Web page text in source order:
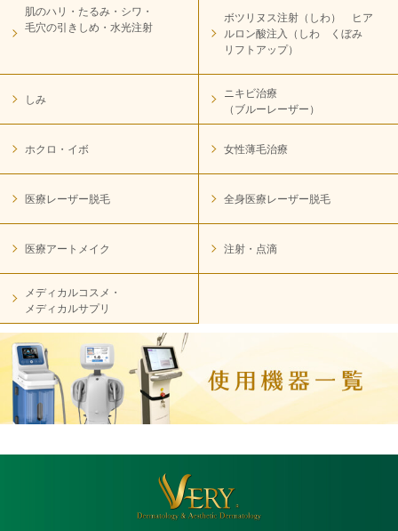
肌のハリ・たるみ・シワ・
毛穴の引きしめ・水光注射
ボツリヌス注射（しわ） ヒア
ルロン酸注入（しわ くぼみ
リフトアップ）
しみ
ニキビ治療
（ブルーレーザー）
ホクロ・イボ 女性薄毛治療
医療レーザー脱毛 全身医療レーザー脱毛
医療アートメイク 注射・点滴
メディカルコスメ・
メディカルサプリ